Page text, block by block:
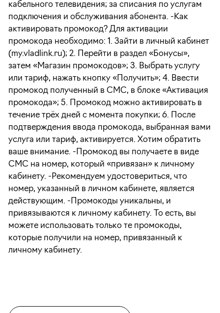
кабельного телевидения; за списания по услугам
подключения и обслуживания абонента. -Как
активировать промокод? Для активации
промокода необходимо: 1. Зайти в личный кабинет
(my.vladlink.ru); 2. Перейти в раздел «Бонусы»,
затем «Магазин промокодов»; 3. Выбрать услугу
или тариф, нажать кнопку «Получить»; 4. Ввести
промокод полученный в СМС, в блоке «Активация
промокода»; 5. Промокод можно активировать в
течение трёх дней с момента покупки; 6. После
подтверждения ввода промокода, выбранная вами
услуга или тариф, активируется. Хотим обратить
ваше внимание. -Промокод вы получаете в виде
СМС на номер, который «привязан» к личному
кабинету. -Рекомендуем удостовериться, что
номер, указанный в личном кабинете, является
действующим. -Промокоды уникальны, и
привязываются к личному кабинету. То есть, вы
можете использовать только те промокоды,
которые получили на номер, привязанный к
личному кабинету.